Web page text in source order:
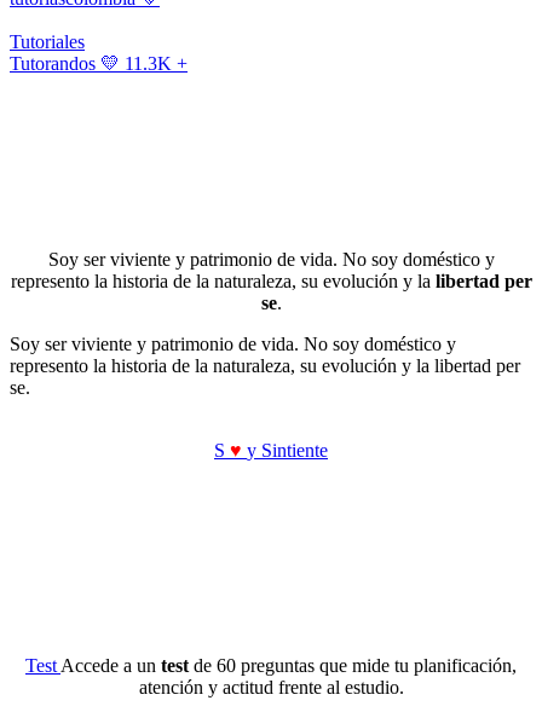
Tutoriales
Tutorandos 💛 11.3K +
Soy ser viviente y patrimonio de vida. No soy doméstico y
represento la historia de la naturaleza, su evolución y la libertad per
se.
Soy ser viviente y patrimonio de vida. No soy doméstico y
represento la historia de la naturaleza, su evolución y la libertad per
se.
S ♥ y Sintiente
Test Accede a un test de 60 preguntas que mide tu planificación,
atención y actitud frente al estudio.